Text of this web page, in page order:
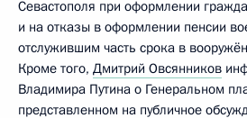
Севастополя при оформлении
и на отказы в оформлении пенсии
отслужившим часть срока в
Кроме того, Дмитрий Овсянников
Владимира Путина о Генеральном
представленном на публичное